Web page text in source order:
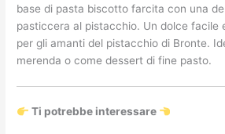
base di pasta biscotto farcita con una
pasticcera al pistacchio. Un dolce facile
per gli amanti del pistacchio di Bronte.
merenda o come dessert di fine pasto.
Ti potrebbe interessare